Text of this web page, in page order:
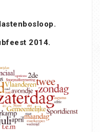
2014.